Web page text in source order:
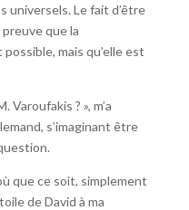
universels. Le fait d’être
preuve que la
mais qu’elle est
Varoufakis ? », m’a
s’imaginant être
que ce soit, simplement
de David à ma